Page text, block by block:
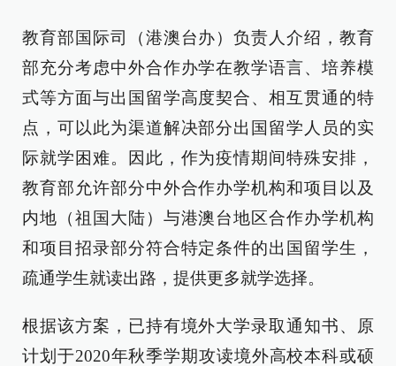
教育部国际司（港澳台办）负责人介绍，教育
部充分考虑中外合作办学在教学语言、培养模
式等方面与出国留学高度契合、相互贯通的特
点，可以此为渠道解决部分出国留学人员的实
际就学困难。因此，作为疫情期间特殊安排，
教育部允许部分中外合作办学机构和项目以及
内地（祖国大陆）与港澳台地区合作办学机构
和项目招录部分符合特定条件的出国留学生，
疏通学生就读出路，提供更多就学选择。
根据该方案，已持有境外大学录取通知书、原
计划于2020年秋季学期攻读境外高校本科或硕